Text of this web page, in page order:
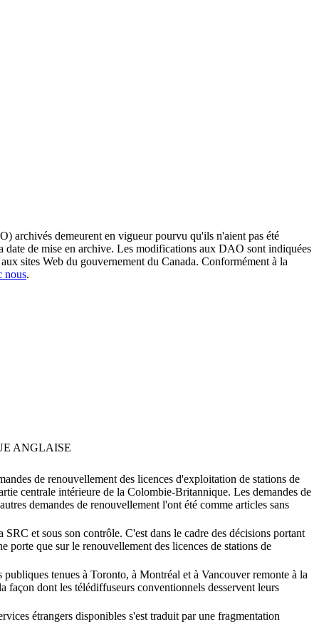
archivés demeurent en vigueur pourvu qu'ils n'aient pas été
de mise en archive. Les modifications aux DAO sont indiquées
sites Web du gouvernement du Canada. Conformément à la
nous.
ANGLAISE
de renouvellement des licences d'exploitation de stations de
centrale intérieure de la Colombie-Britannique. Les demandes de
demandes de renouvellement l'ont été comme articles sans
et sous son contrôle. C'est dans le cadre des décisions portant
porte que sur le renouvellement des licences de stations de
tenues à Toronto, à Montréal et à Vancouver remonte à la
dont les télédiffuseurs conventionnels desservent leurs
étrangers disponibles s'est traduit par une fragmentation